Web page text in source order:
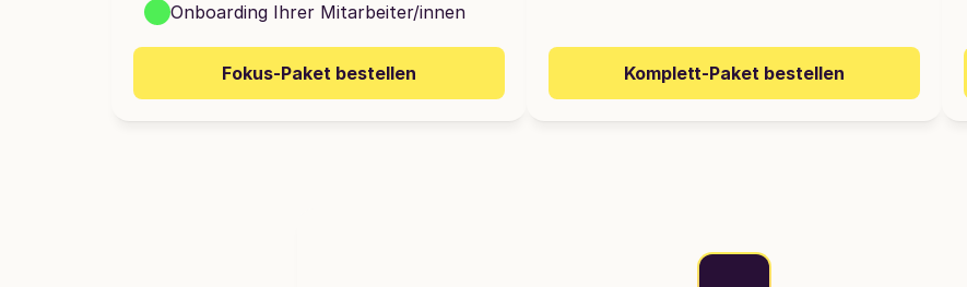
Onboarding Ihrer Mitarbeiter/innen
Fokus-Paket bestellen Komplett-Paket bestellen